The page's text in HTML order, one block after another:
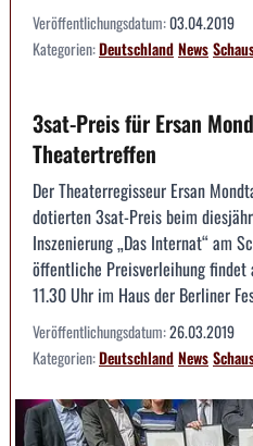
Veröffentlichungsdatum:03.04.2019
Kategorien:DeutschlandNews
3sat-Preis für Ersan
Theatertreffen
Der Theaterregisseur Ersan
dotierten 3sat-Preis beim
Inszenierung „Das Internat“ am
öffentliche Preisverleihung findet
11.30 Uhr im Haus der Berliner
Veröffentlichungsdatum:26.03.2019
Kategorien:DeutschlandNews